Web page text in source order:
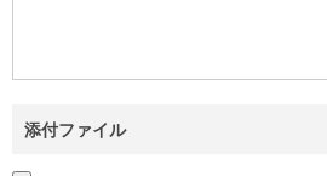
添付ファイル